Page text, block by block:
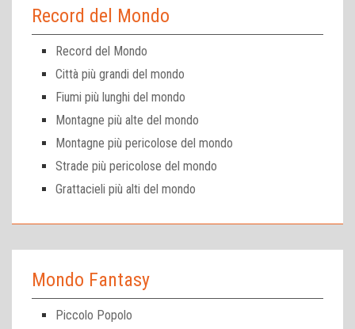
Record del Mondo
Record del Mondo
Città più grandi del mondo
Fiumi più lunghi del mondo
Montagne più alte del mondo
Montagne più pericolose del mondo
Strade più pericolose del mondo
Grattacieli più alti del mondo
Mondo Fantasy
Piccolo Popolo